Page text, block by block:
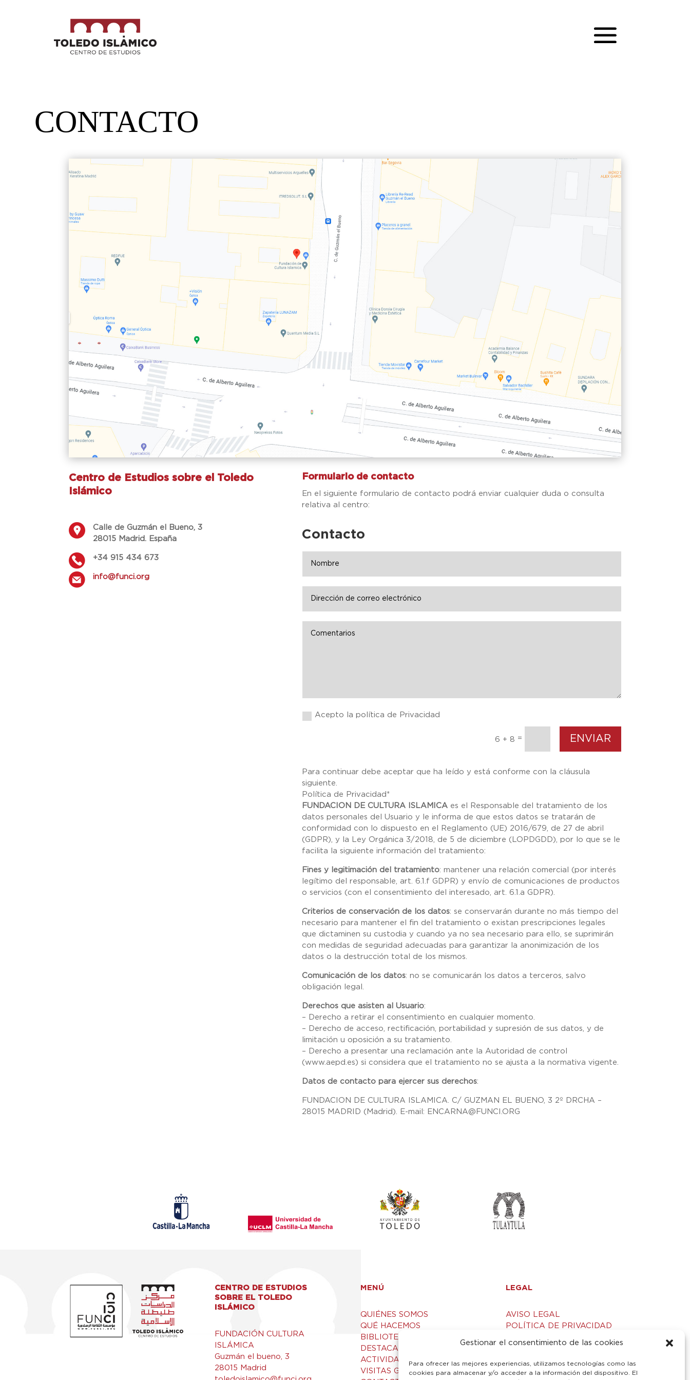
Gestionar el consentimiento de las cookies
Para ofrecer las mejores experiencias, utilizamos tecnologías como las
cookies para almacenar y/o acceder a la información del dispositivo. El
CONTACTO
Centro de Estudios sobre el Toledo
Islámico
Calle de Guzmán el Bueno, 3
28015 Madrid. España
+34 915 434 673
info@funci.org
Formulario de contacto
En el siguiente formulario de contacto podrá enviar cualquier duda o consulta
relativa al centro:
Contacto
Acepto la política de Privacidad
6 + 8 = ENVIAR
Para continuar debe aceptar que ha leído y está conforme con la cláusula
siguiente.
Política de Privacidad *
FUNDACION DE CULTURA ISLAMICA es el Responsable del tratamiento de los
datos personales del Usuario y le informa de que estos datos se tratarán de
conformidad con lo dispuesto en el Reglamento (UE) 2016/679, de 27 de abril
(GDPR), y la Ley Orgánica 3/2018, de 5 de diciembre (LOPDGDD), por lo que se le
facilita la siguiente información del tratamiento:
Fines y legitimación del tratamiento: mantener una relación comercial (por interés
legítimo del responsable, art. 6.1.f GDPR) y envío de comunicaciones de productos
o servicios (con el consentimiento del interesado, art. 6.1.a GDPR).
Criterios de conservación de los datos: se conservarán durante no más tiempo del
necesario para mantener el fin del tratamiento o existan prescripciones legales
que dictaminen su custodia y cuando ya no sea necesario para ello, se suprimirán
con medidas de seguridad adecuadas para garantizar la anonimización de los
datos o la destrucción total de los mismos.
Comunicación de los datos: no se comunicarán los datos a terceros, salvo
obligación legal.
Derechos que asisten al Usuario:
– Derecho a retirar el consentimiento en cualquier momento.
– Derecho de acceso, rectificación, portabilidad y supresión de sus datos, y de
limitación u oposición a su tratamiento.
– Derecho a presentar una reclamación ante la Autoridad de control
(www.aepd.es) si considera que el tratamiento no se ajusta a la normativa vigente.
Datos de contacto para ejercer sus derechos:
FUNDACION DE CULTURA ISLAMICA. C/ GUZMAN EL BUENO, 3 2º DRCHA –
28015 MADRID (Madrid). E-mail: ENCARNA@FUNCI.ORG
CENTRO DE ESTUDIOS
SOBRE EL TOLEDO
ISLÁMICO
FUNDACIÓN CULTURA
ISLÁMICA
Guzmán el bueno, 3
28015 Madrid
MENÚ
QUIÉNES SOMOS
QUÉ HACEMOS
BIBLIOTECA Y RECURSOS
DESTACADOS
ACTIVIDADES
VISITAS GUIADAS
LEGAL
AVISO LEGAL
POLÍTICA DE PRIVACIDAD